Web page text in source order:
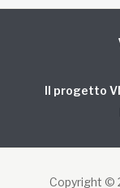
Il progetto
Copyright ©